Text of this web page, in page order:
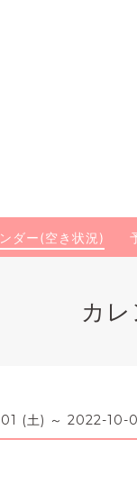
ダー(空き状況)
カ
(土) ～ 2022-10-